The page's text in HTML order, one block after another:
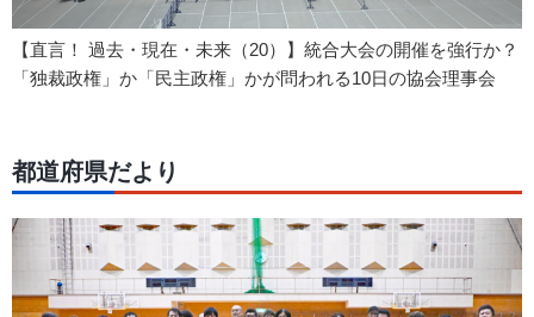
【直言！ 過去・現在・未来（20）】統合大会の開催を強行か？
「独裁政権」か「民主政権」かが問われる10日の協会理事会
都道府県だより